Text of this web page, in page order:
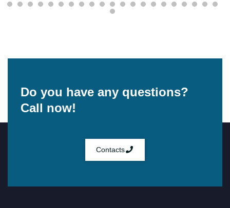
Do you have any questions?
Call now!
Contacts